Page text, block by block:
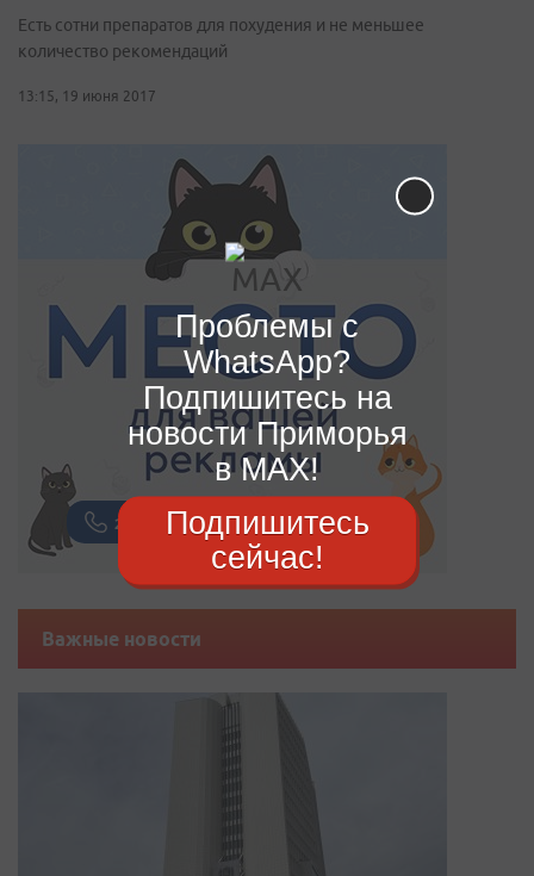
Есть сотни препаратов для похудения и не меньшее
количество рекомендаций
13:15, 19 июня 2017
Важные новости
Проблемы с
WhatsApp?
Подпишитесь на
новости Приморья
в MAX!
Подпишитесь
сейчас!